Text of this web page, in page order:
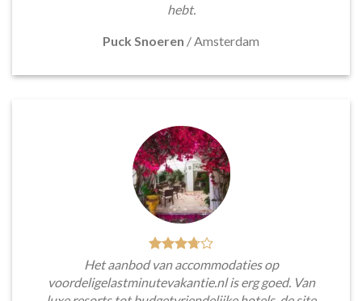
hebt.
Puck Snoeren / Amsterdam
Het aanbod van accommodaties op
voordeligelastminutevakantie.nl is erg goed. Van